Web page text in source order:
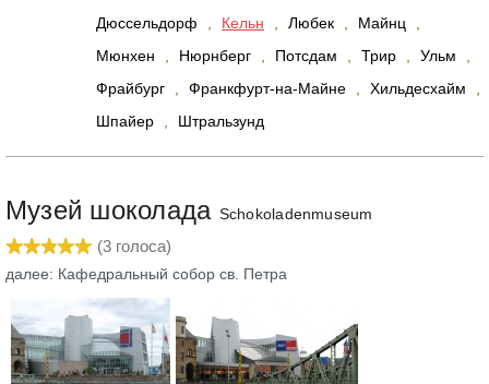
Дюссельдорф
Кельн Любек Майнц
Мюнхен
Нюрнберг Потсдам Трир Ульм
Фрайбург
Франкфурт-на-Майне Хильдесхайм
Шпайер
Штральзунд
Музей шоколада Schokoladenmuseum
(3 голоса)
далее: Кафедральный собор св. Петра